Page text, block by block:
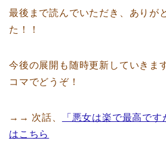
最後まで読んでいただき、ありが
た！！
今後の展開も随時更新していきま
コマでどうぞ！
→→ 次話、
「悪女は楽で最高で
はこちら